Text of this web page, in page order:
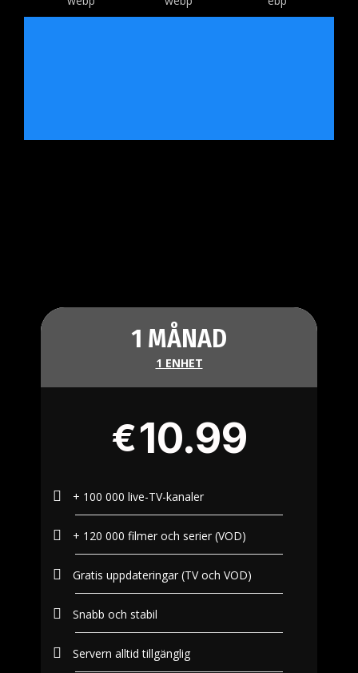
1 MÅNAD
1 ENHET
€10.99
+ 100 000 live-TV-kanaler
+ 120 000 filmer och serier (VOD)
Gratis uppdateringar (TV och VOD)
Snabb och stabil
Servern alltid tillgänglig